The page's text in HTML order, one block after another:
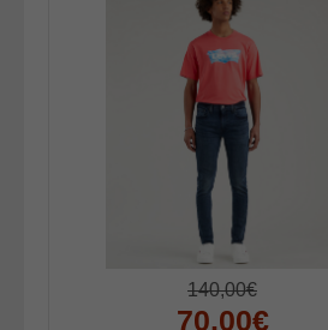
140,00€
70,00€